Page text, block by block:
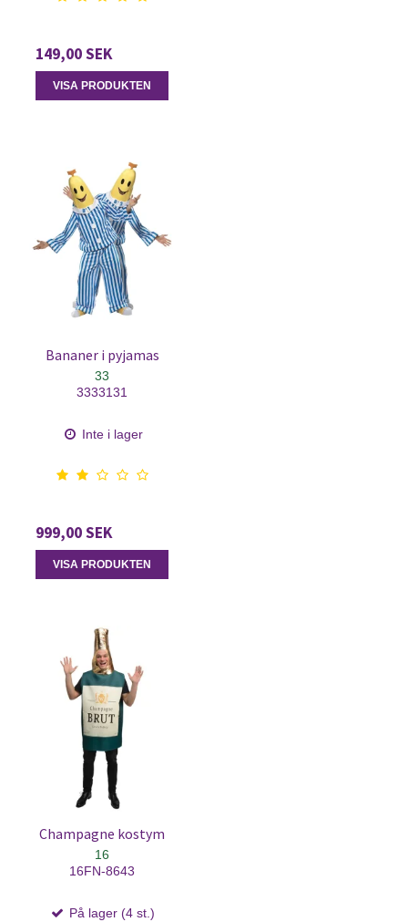
149,00 SEK
VISA PRODUKTEN
Bananer i pyjamas
33
3333131
Inte i lager
999,00 SEK
VISA PRODUKTEN
Champagne kostym
16
16FN-8643
På lager (4 st.)